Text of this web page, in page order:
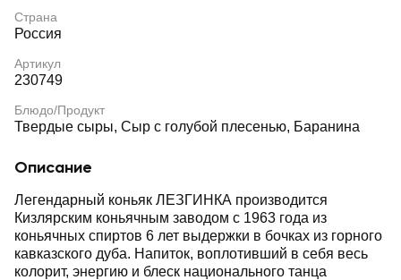
Страна
Россия
Артикул
230749
Блюдо/Продукт
Твердые сыры, Сыр с голубой плесенью, Баранина
Описание
Легендарный коньяк ЛЕЗГИНКА производится
Кизлярским коньячным заводом с 1963 года из
коньячных спиртов 6 лет выдержки в бочках из горного
кавказского дуба. Напиток, воплотивший в себя весь
колорит, энергию и блеск национального танца